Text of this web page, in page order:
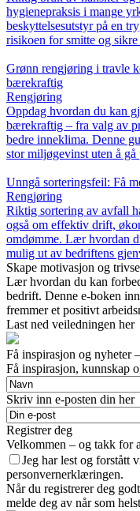
hygienepraksis i mange
beskyttelsesutstyr på en
risikoen for smitte og
Grønn rengjøring i travle
bærekraftig
Rengjøring
Oppdag hvordan du kan
bærekraftig – fra valg av
bedre inneklima. Denne
stor miljøgevinst uten å
Unngå sorteringsfeil: Få
Rengjøring
Riktig sortering av avfall
også om effektiv drift,
omdømme. Lær hvordan
mulig ut av bedriftens
Skape motivasjon og
Lær hvordan du kan
bedrift. Denne e-boken
fremmer et positivt
Last ned veiledningen her
Få inspirasjon og nyheter
Få inspirasjon, kunnskap
Skriv inn e-posten din her
Registrer deg
Velkommen – og takk for
Jeg har lest og forstått
personvernerklæringen.
Når du registrerer deg
melde deg av når som